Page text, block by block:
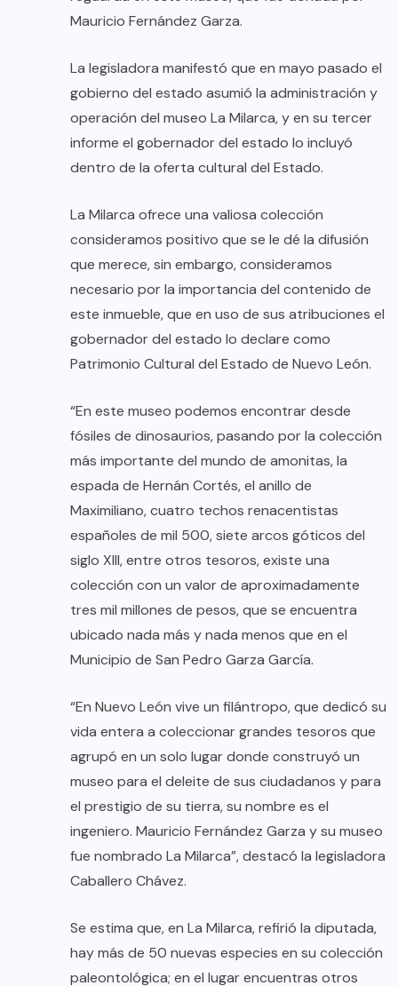
Mauricio Fernández Garza.
La legisladora manifestó que en mayo pasado el
gobierno del estado asumió la administración y
operación del museo La Milarca, y en su tercer
informe el gobernador del estado lo incluyó
dentro de la oferta cultural del Estado.
La Milarca ofrece una valiosa colección
consideramos positivo que se le dé la difusión
que merece, sin embargo, consideramos
necesario por la importancia del contenido de
este inmueble, que en uso de sus atribuciones el
gobernador del estado lo declare como
Patrimonio Cultural del Estado de Nuevo León.
“En este museo podemos encontrar desde
fósiles de dinosaurios, pasando por la colección
más importante del mundo de amonitas, la
espada de Hernán Cortés, el anillo de
Maximiliano, cuatro techos renacentistas
españoles de mil 500, siete arcos góticos del
siglo XIII, entre otros tesoros, existe una
colección con un valor de aproximadamente
tres mil millones de pesos, que se encuentra
ubicado nada más y nada menos que en el
Municipio de San Pedro Garza García.
“En Nuevo León vive un filántropo, que dedicó su
vida entera a coleccionar grandes tesoros que
agrupó en un solo lugar donde construyó un
museo para el deleite de sus ciudadanos y para
el prestigio de su tierra, su nombre es el
ingeniero. Mauricio Fernández Garza y su museo
fue nombrado La Milarca”, destacó la legisladora
Caballero Chávez.
Se estima que, en La Milarca, refirió la diputada,
hay más de 50 nuevas especies en su colección
paleontológica; en el lugar encuentras otros